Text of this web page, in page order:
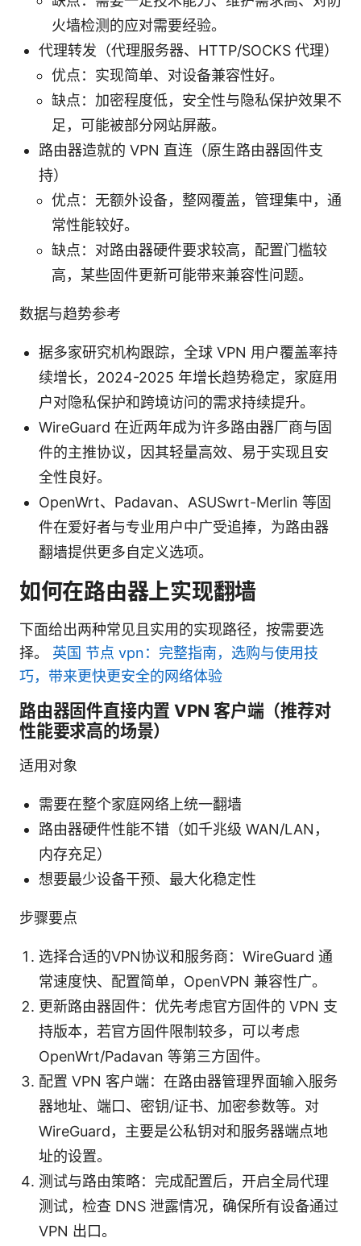
火墙检测的应对需要经验。
代理转发（代理服务器、HTTP/SOCKS 代理）
优点：实现简单、对设备兼容性好。
缺点：加密程度低，安全性与隐私保护效果不
足，可能被部分网站屏蔽。
路由器造就的 VPN 直连（原生路由器固件支
持）
优点：无额外设备，整网覆盖，管理集中，通
常性能较好。
缺点：对路由器硬件要求较高，配置门槛较
高，某些固件更新可能带来兼容性问题。
数据与趋势参考
据多家研究机构跟踪，全球 VPN 用户覆盖率持
续增长，2024-2025 年增长趋势稳定，家庭用
户对隐私保护和跨境访问的需求持续提升。
WireGuard 在近两年成为许多路由器厂商与固
件的主推协议，因其轻量高效、易于实现且安
全性良好。
OpenWrt、Padavan、ASUSwrt-Merlin 等固
件在爱好者与专业用户中广受追捧，为路由器
翻墙提供更多自定义选项。
如何在路由器上实现翻墙
下面给出两种常见且实用的实现路径，按需要选
择。 英国 节点 vpn：完整指南，选购与使用技
巧，带来更快更安全的网络体验
路由器固件直接内置 VPN 客户端（推荐对
性能要求高的场景）
适用对象
需要在整个家庭网络上统一翻墙
路由器硬件性能不错（如千兆级 WAN/LAN，
内存充足）
想要最少设备干预、最大化稳定性
步骤要点
选择合适的VPN协议和服务商：WireGuard 通
常速度快、配置简单，OpenVPN 兼容性广。
更新路由器固件：优先考虑官方固件的 VPN 支
持版本，若官方固件限制较多，可以考虑
OpenWrt/Padavan 等第三方固件。
配置 VPN 客户端：在路由器管理界面输入服务
器地址、端口、密钥/证书、加密参数等。对
WireGuard，主要是公私钥对和服务器端点地
址的设置。
测试与路由策略：完成配置后，开启全局代理
测试，检查 DNS 泄露情况，确保所有设备通过
VPN 出口。